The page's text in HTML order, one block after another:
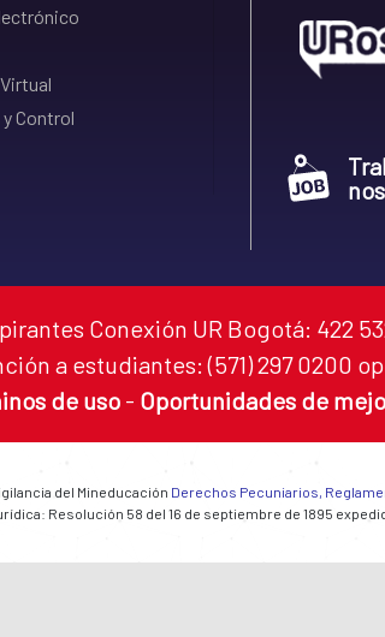
Control
Conexión UR Bogotá: 422
a estudiantes: (571) 297 0200
de uso - Oportunidades de
del Mineducación Derechos Pecuniarios,
Resolución 58 del 16 de septiembre de 1895